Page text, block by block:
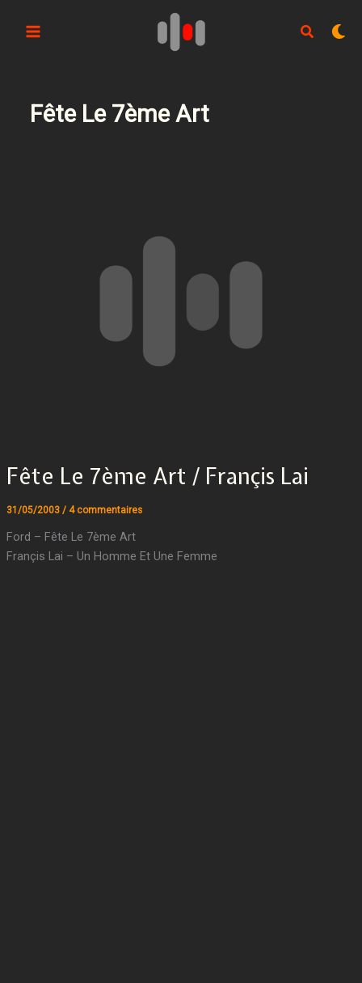
Fête Le 7ème Art
Fête Le 7ème Art / Françis Lai
31/05/2003 / 4 commentaires
Ford – Fête Le 7ème Art
Françis Lai – Un Homme Et Une Femme